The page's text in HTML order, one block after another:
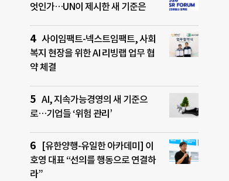
엇인가…UN이 제시한 새 기준은
사이임팩트-넥스트임팩트, 사회
복지 현장을 위한 AI 리빙랩 업무 협
약 체결
AI, 지속가능경영의 새 기준으
로…기업들 ‘위험 관리’
[유한양행-유일한 아카데미] 이
호영 대표 “선의를 행동으로 연결하
라”